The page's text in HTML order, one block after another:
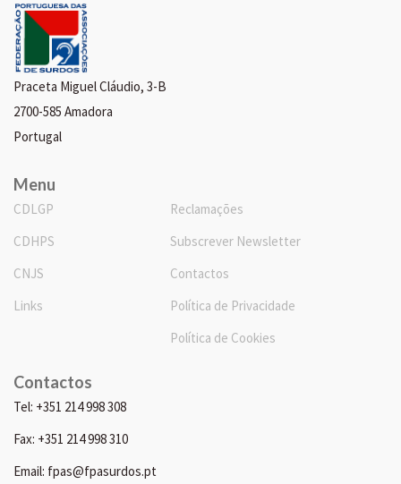
Praceta Miguel Cláudio, 3-B
2700-585 Amadora
Portugal
Menu
CDLGP
CDHPS
CNJS
Links
Reclamações
Subscrever Newsletter
Contactos
Política de Privacidade
Política de Cookies
Contactos
Tel: +351 214 998 308
Fax: +351 214 998 310
Email: fpas@fpasurdos.pt